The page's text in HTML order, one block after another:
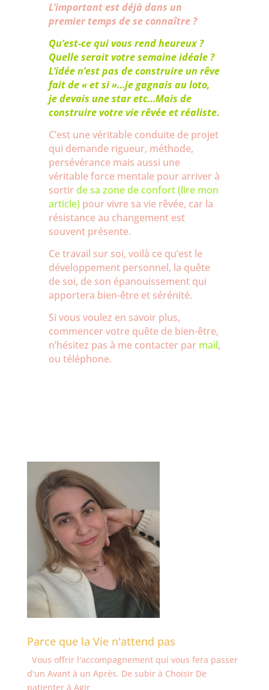
L’important est déjà dans un
premier temps de se connaître ?
Qu’est-ce qui vous rend heureux ?
Quelle serait votre semaine idéale ?
L’idée n’est pas de construire un rêve
fait de « et si »…je gagnais au loto,
je devais une star etc…Mais de
construire votre vie rêvée et réaliste.
C’est une véritable conduite de projet
qui demande rigueur, méthode,
persévérance mais aussi une
véritable force mentale pour arriver à
sortirde sa zone de confort(lire mon
article)pour vivre sa vie rêvée, car la
résistance au changement est
souvent présente.
Ce travail sur soi, voilà ce qu’est le
développement personnel, la quête
de soi, de son épanouissement qui
apportera bien-être et sérénité.
Si vous voulez en savoir plus,
commencer votre quête de bien-être,
n’hésitez pas à me contacter par mail,
ou téléphone.
Parce que la Vie n'attend pas
Vous offrir l'accompagnement qui vous fera passer
d'un Avant à un Après. De subir à Choisir De
patienter à Agir